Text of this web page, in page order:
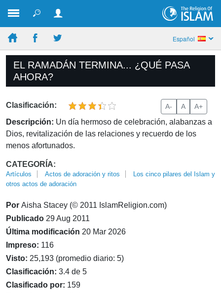
Español
EL RAMADÁN TERMINA... ¿QUÉ PASA
AHORA?
Clasificación: A- A A+
Descripción: Un día hermoso de celebración, alabanzas a
Dios, revitalización de las relaciones y recuerdo de los
menos afortunados.
CATEGORÍA:
Artículos Actos de adoración y ritos
Los cinco pilares del Islam y
otros actos de adoración
Por Aisha Stacey (© 2011 IslamReligion.com)
Publicado 29 Aug 2011
Última modificación 20 Mar 2026
Impreso: 116
Visto: 25,193 (promedio diario: 5)
Clasificación: 3.4 de 5
Clasificado por: 159